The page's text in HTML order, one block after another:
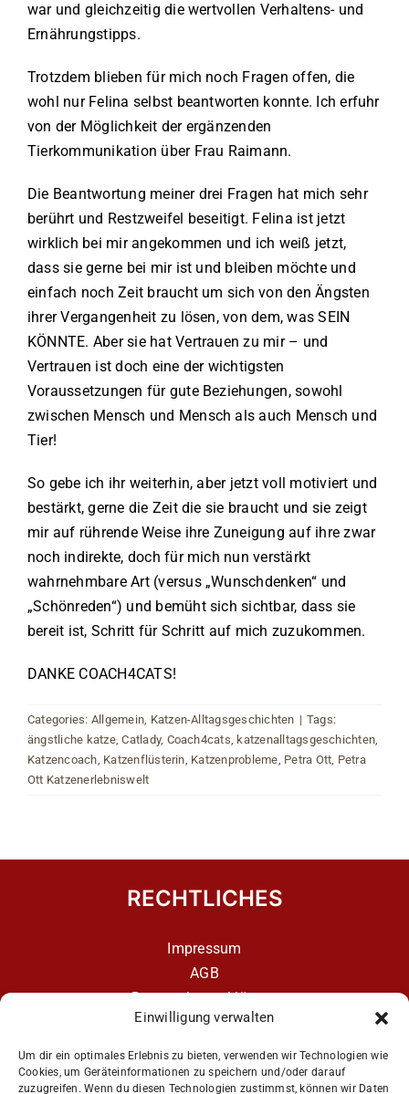
Einwilligung verwalten
Um dir ein optimales Erlebnis zu bieten, verwenden wir Technologien wie
Cookies, um Geräteinformationen zu speichern und/oder darauf
zuzugreifen. Wenn du diesen Technologien zustimmst, können wir Daten
war und gleichzeitig die wertvollen Verhaltens- und
Ernährungstipps.
Trotzdem blieben für mich noch Fragen offen, die
wohl nur Felina selbst beantworten konnte. Ich erfuhr
von der Möglichkeit der ergänzenden
Tierkommunikation über Frau Raimann.
Die Beantwortung meiner drei Fragen hat mich sehr
berührt und Restzweifel beseitigt. Felina ist jetzt
wirklich bei mir angekommen und ich weiß jetzt,
dass sie gerne bei mir ist und bleiben möchte und
einfach noch Zeit braucht um sich von den Ängsten
ihrer Vergangenheit zu lösen, von dem, was SEIN
KÖNNTE. Aber sie hat Vertrauen zu mir – und
Vertrauen ist doch eine der wichtigsten
Voraussetzungen für gute Beziehungen, sowohl
zwischen Mensch und Mensch als auch Mensch und
Tier!
So gebe ich ihr weiterhin, aber jetzt voll motiviert und
bestärkt, gerne die Zeit die sie braucht und sie zeigt
mir auf rührende Weise ihre Zuneigung auf ihre zwar
noch indirekte, doch für mich nun verstärkt
wahrnehmbare Art (versus „Wunschdenken“ und
„Schönreden“) und bemüht sich sichtbar, dass sie
bereit ist, Schritt für Schritt auf mich zuzukommen.
DANKE COACH4CATS!
Categories: Allgemein, Katzen-Alltagsgeschichten | Tags:
ängstliche katze,Catlady, Coach4cats, katzenalltagsgeschichten,
Katzencoach, Katzenflüsterin, Katzenprobleme, Petra Ott, Petra
Ott Katzenerlebniswelt
RECHTLICHES
Impressum
AGB
Datenschutzerklärung
Datenschutzerklärung – aCATemy Katzentraining
App